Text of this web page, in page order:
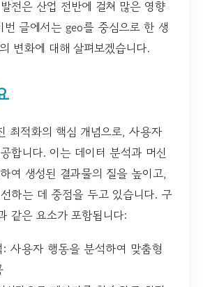
전은 산업 전반에 걸쳐 많은 영향
번 글에서는 geo를 중심으로 한 생
변화에 대해 살펴보겠습니다.
최적화의 핵심 개념으로, 사용자
합니다. 이는 데이터 분석과 머신
여 생성된 결과물의 질을 높이고,
하는 데 중점을 두고 있습니다. 구
같은 요소가 포함됩니다:
: 사용자 행동을 분석하여 맞춤형